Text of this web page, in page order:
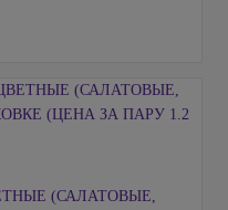
(САЛАТОВЫЕ,